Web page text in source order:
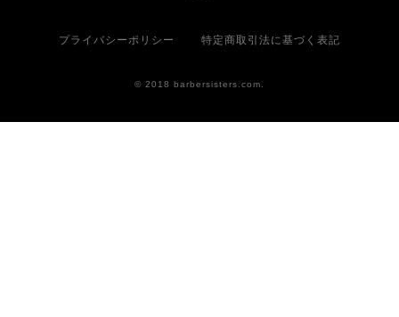
プライバシーポリシー 特定商取引法に基づく表記
© 2018 barbersisters.com.